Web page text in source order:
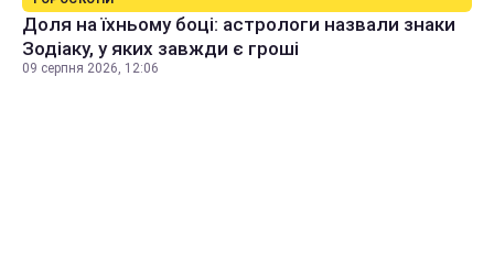
Доля на їхньому боці: астрологи назвали знаки
Зодіаку, у яких завжди є гроші
09 серпня 2026, 12:06